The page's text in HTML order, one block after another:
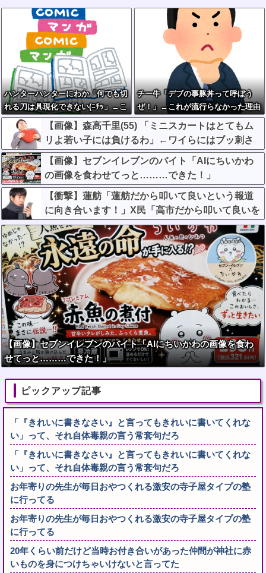
ハンターハンターにわか「何でも切
れる刀は具現化できない(ﾆﾁｯ」←こ
れ
チー牛「デブの事豚丼って呼ぼう
ぜ！」←これが流行らなかった理由
【画像】森高千里(55) 「ミニスカートはとてもム
リよ若い子には負けるわ」←ワイらにはブッ刺さ
りまくってしまうw w w w w w
【画像】セブンイレブンのバイト「AIにちいかわ
の画像を食わせてっと………できた！」
【衝撃】蓮舫「蓮舫だから叩いて良いという報道
に向き合います！」X民「高市だから叩いて良いを
やってるのがお前だろ」←これ…w w
【画像】セブンイレブンのバイト「AIにちいかわの画像を食わ
せてっと………できた！」
ピックアップ記事
「『きれいに書きなさい』と言ってもきれいに書いてくれな
い」って、それ自体毒親の言う常套句だろ
「『きれいに書きなさい』と言ってもきれいに書いてくれな
い」って、それ自体毒親の言う常套句だろ
お年寄りの先生が毎日おやつくれる激安の寺子屋タイプの塾
に行ってる
お年寄りの先生が毎日おやつくれる激安の寺子屋タイプの塾
に行ってる
20年くらい前だけど当時お付き合いがあった仲間が神社に赤
いものを身につけちゃいけないと言ってた